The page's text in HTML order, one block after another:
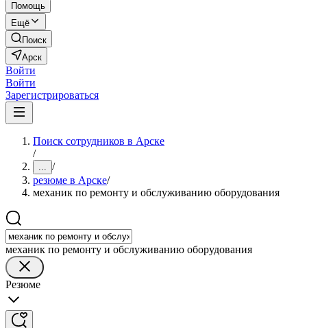
Помощь
Ещё
Поиск
Арск
Войти
Войти
Зарегистрироваться
Поиск сотрудников в Арске
/
... /
резюме в Арске/
механик по ремонту и обслуживанию оборудования
механик по ремонту и обслуживанию оборудования
Резюме